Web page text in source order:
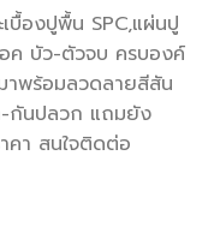
เบื้องปูพื้น SPC,แผ่นปู
ค บัว-ตัวจบ ครบองค์
พร้อมลวดลายสีสัน
-กันปลวก แถมยัง
า สนใจติดต่อ